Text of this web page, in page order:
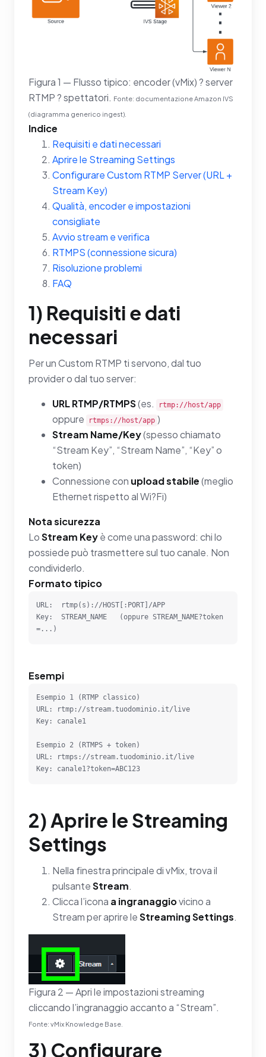
Figura 1 — Flusso tipico: encoder (vMix) ? server
RTMP ? spettatori. Fonte: documentazione Amazon IVS
(diagramma generico ingest).
Indice
Requisiti e dati necessari
Aprire le Streaming Settings
Configurare Custom RTMP Server (URL +
Stream Key)
Qualità, encoder e impostazioni
consigliate
Avvio stream e verifica
RTMPS (connessione sicura)
Risoluzione problemi
FAQ
1) Requisiti e dati
necessari
Per un Custom RTMP ti servono, dal tuo
provider o dal tuo server:
URL RTMP/RTMPS(es. rtmp://host/app
oppure rtmps://host/app )
Stream Name/Key(spesso chiamato
“Stream Key”, “Stream Name”, “Key” o
token)
Connessione con upload stabile(meglio
Ethernet rispetto al Wi?Fi)
Nota sicurezza
LoStream Keyè come una password: chi lo
possiede può trasmettere sul tuo canale. Non
condividerlo.
Formato tipico
URL:  rtmp(s)://HOST[:PORT]/APP
Key:  STREAM_NAME   (oppure STREAM_NAME?token
=...)
Esempi
Esempio 1 (RTMP classico)
URL: rtmp://stream.tuodominio.it/live
Key: canale1
Esempio 2 (RTMPS + token)
URL: rtmps://stream.tuodominio.it/live
Key: canale1?token=ABC123
2) Aprire le Streaming
Settings
Nella finestra principale di vMix, trova il
pulsanteStream.
Clicca l’icona a ingranaggiovicino a
Stream per aprire leStreaming Settings.
Figura 2 — Apri le impostazioni streaming
cliccando l’ingranaggio accanto a “Stream”.
Fonte: vMix Knowledge Base.
3) Configurare